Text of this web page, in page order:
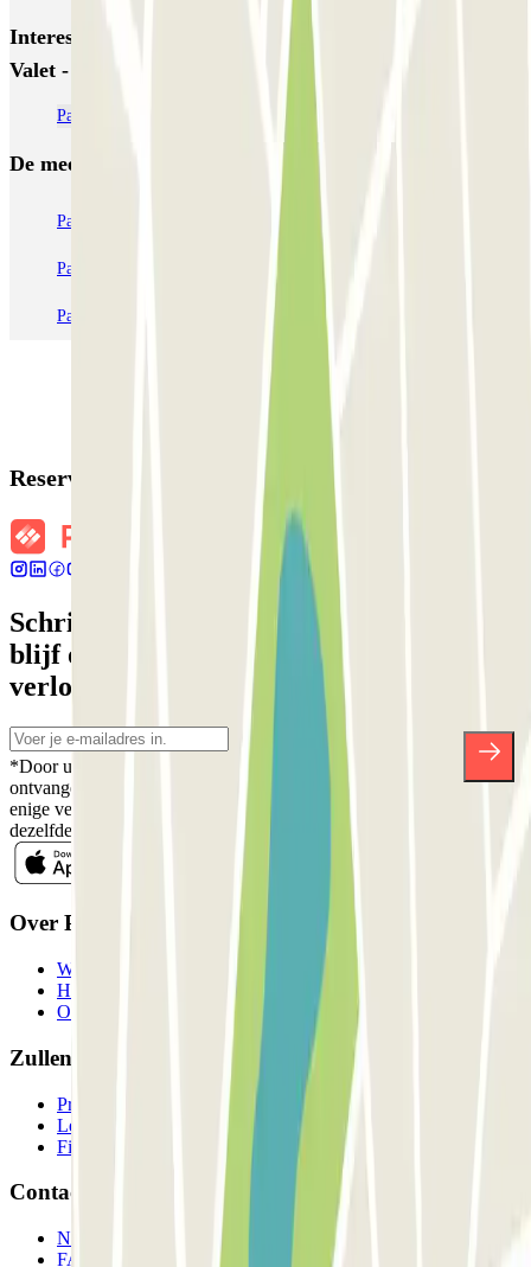
Interessante plaatsen en evenementen dichtbij Blue
Valet - Aéroport de Beauvais (BVA)
Parkeer op luchthaven Beauvais Tillé (BVA)
De meest geboekte
Parkeren in Parijs Parkeren in Venetië
Parkeren in Station Venetië Mestre Parkeren in Rome
Parkeren in Milaan Parkeren in Verona
Reserveringsgegevens
Schrijf je in voor onze nieuwsbrief en
blijf op de hoogte van kortingen,
verlotingen en vele andere verrassingen.
*Door u in te schrijven aanvaardt u ons Privacybeleid voor het
ontvangen van commerciële communicatie van Parclick. Zonder
enige verplichting kunt u zich uitschrijven wanneer u maar wilt in
dezelfde nieuwsbrief.
Over Parclick
Wie we zijn
Hoe het werkt
Onze parkeergarages
Zullen we samenwerken?
Professionals
Leverancier parkeren
Filialen
Contact
Neem contact met ons op
FAQ